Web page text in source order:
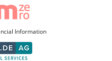
Information